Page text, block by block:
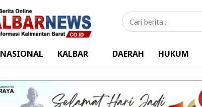
NASIONAL KALBAR DAERAH HUKUM